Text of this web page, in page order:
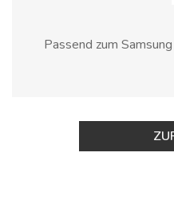
Passend zum